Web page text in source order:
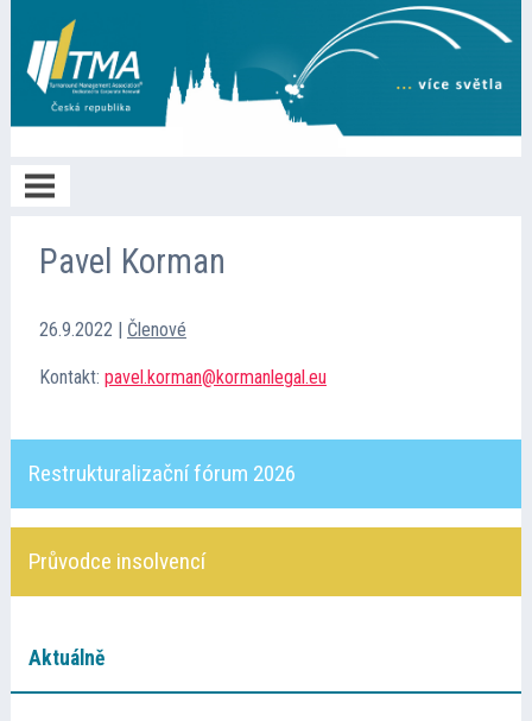
Home
O TMA
Spolupráce
Kontakt
Pavel Korman
26.9.2022 | Členové
Kontakt: pavel.korman@kormanlegal.eu
Restrukturalizační fórum 2026
Průvodce insolvencí
Aktuálně